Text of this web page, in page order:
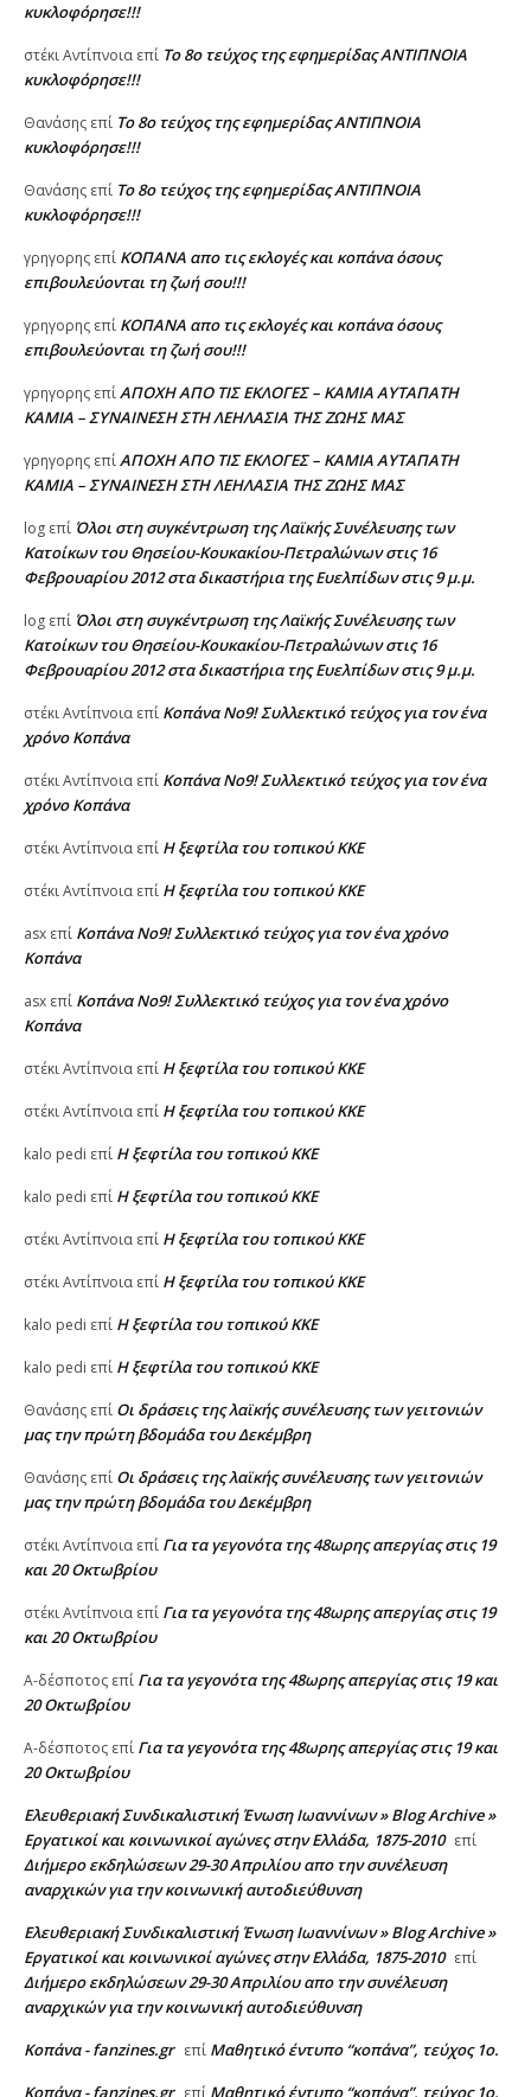
κυκλοφόρησε!!!
στέκι Αντίπνοια επί Το 8ο τεύχος της εφημερίδας ΑΝΤΙΠΝΟΙΑ
κυκλοφόρησε!!!
Θανάσης επί Το 8ο τεύχος της εφημερίδας ΑΝΤΙΠΝΟΙΑ
κυκλοφόρησε!!!
Θανάσης επί Το 8ο τεύχος της εφημερίδας ΑΝΤΙΠΝΟΙΑ
κυκλοφόρησε!!!
γρηγορης επί ΚΟΠΑΝΑ απο τις εκλογές και κοπάνα όσους
επιβουλεύονται τη ζωή σου!!!
γρηγορης επί ΚΟΠΑΝΑ απο τις εκλογές και κοπάνα όσους
επιβουλεύονται τη ζωή σου!!!
γρηγορης επίΑΠΟΧΗ ΑΠΟ ΤΙΣ ΕΚΛΟΓΕΣ – ΚΑΜΙΑ ΑΥΤΑΠΑΤΗ
ΚΑΜΙΑ – ΣΥΝΑΙΝΕΣΗ ΣΤΗ ΛΕΗΛΑΣΙΑ ΤΗΣ ΖΩΗΣ ΜΑΣ
γρηγορης επίΑΠΟΧΗ ΑΠΟ ΤΙΣ ΕΚΛΟΓΕΣ – ΚΑΜΙΑ ΑΥΤΑΠΑΤΗ
ΚΑΜΙΑ – ΣΥΝΑΙΝΕΣΗ ΣΤΗ ΛΕΗΛΑΣΙΑ ΤΗΣ ΖΩΗΣ ΜΑΣ
log επί Όλοι στη συγκέντρωση της Λαϊκής Συνέλευσης των
Κατοίκων του Θησείου-Κουκακίου-Πετραλώνων στις 16
Φεβρουαρίου 2012 στα δικαστήρια της Ευελπίδων στις 9 μ.μ.
log επί Όλοι στη συγκέντρωση της Λαϊκής Συνέλευσης των
Κατοίκων του Θησείου-Κουκακίου-Πετραλώνων στις 16
Φεβρουαρίου 2012 στα δικαστήρια της Ευελπίδων στις 9 μ.μ.
στέκι Αντίπνοια επί Κοπάνα Νο9! Συλλεκτικό τεύχος για τον ένα
χρόνο Κοπάνα
στέκι Αντίπνοια επί Κοπάνα Νο9! Συλλεκτικό τεύχος για τον ένα
χρόνο Κοπάνα
στέκι Αντίπνοια επί Η ξεφτίλα του τοπικού ΚΚΕ
στέκι Αντίπνοια επί Η ξεφτίλα του τοπικού ΚΚΕ
asx επί Κοπάνα Νο9! Συλλεκτικό τεύχος για τον ένα χρόνο
Κοπάνα
asx επί Κοπάνα Νο9! Συλλεκτικό τεύχος για τον ένα χρόνο
Κοπάνα
στέκι Αντίπνοια επί Η ξεφτίλα του τοπικού ΚΚΕ
στέκι Αντίπνοια επί Η ξεφτίλα του τοπικού ΚΚΕ
kalo pedi επί Η ξεφτίλα του τοπικού ΚΚΕ
kalo pedi επί Η ξεφτίλα του τοπικού ΚΚΕ
στέκι Αντίπνοια επί Η ξεφτίλα του τοπικού ΚΚΕ
στέκι Αντίπνοια επί Η ξεφτίλα του τοπικού ΚΚΕ
kalo pedi επί Η ξεφτίλα του τοπικού ΚΚΕ
kalo pedi επί Η ξεφτίλα του τοπικού ΚΚΕ
Θανάσης επί Οι δράσεις της λαϊκής συνέλευσης των γειτονιών
μας την πρώτη βδομάδα του Δεκέμβρη
Θανάσης επί Οι δράσεις της λαϊκής συνέλευσης των γειτονιών
μας την πρώτη βδομάδα του Δεκέμβρη
στέκι Αντίπνοια επί Για τα γεγονότα της 48ωρης απεργίας στις 19
και 20 Οκτωβρίου
στέκι Αντίπνοια επί Για τα γεγονότα της 48ωρης απεργίας στις 19
και 20 Οκτωβρίου
A-δέσποτος επί Για τα γεγονότα της 48ωρης απεργίας στις 19 και
20 Οκτωβρίου
A-δέσποτος επί Για τα γεγονότα της 48ωρης απεργίας στις 19 και
20 Οκτωβρίου
Ελευθεριακή Συνδικαλιστική Ένωση Ιωαννίνων » Blog Archive »
Εργατικοί και κοινωνικοί αγώνες στην Ελλάδα, 1875-2010 επί
Διήμερο εκδηλώσεων 29-30 Απριλίου απο την συνέλευση
αναρχικών για την κοινωνική αυτοδιεύθυνση
Ελευθεριακή Συνδικαλιστική Ένωση Ιωαννίνων » Blog Archive »
Εργατικοί και κοινωνικοί αγώνες στην Ελλάδα, 1875-2010 επί
Διήμερο εκδηλώσεων 29-30 Απριλίου απο την συνέλευση
αναρχικών για την κοινωνική αυτοδιεύθυνση
Κοπάνα - fanzines.gr επί Μαθητικό έντυπο “κοπάνα”, τεύχος 1ο.
Κοπάνα - fanzines.gr επί Μαθητικό έντυπο “κοπάνα”, τεύχος 1ο.